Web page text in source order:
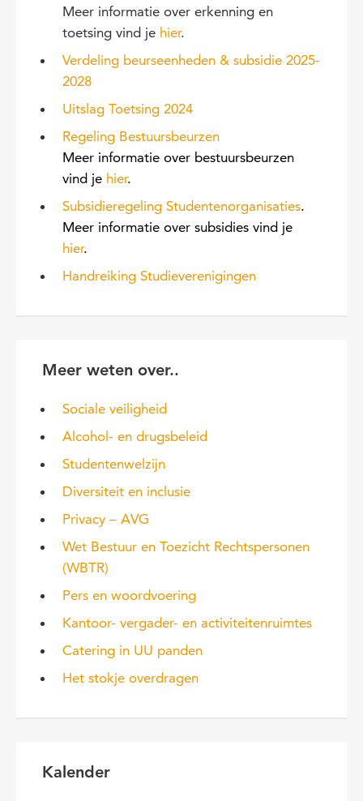
Meer informatie over erkenning en
toetsing vind je hier.
Verdeling beurseenheden & subsidie 2025-
2028
Uitslag Toetsing 2024
Regeling Bestuursbeurzen
Meer informatie over bestuursbeurzen
vind je hier.
Subsidieregeling Studentenorganisaties.
Meer informatie over subsidies vind je
hier.
Handreiking Studieverenigingen
Meer weten over..
Sociale veiligheid
Alcohol- en drugsbeleid
Studentenwelzijn
Diversiteit en inclusie
Privacy – AVG
Wet Bestuur en Toezicht Rechtspersonen
(WBTR)
Pers en woordvoering
Kantoor- vergader- en activiteitenruimtes
Catering in UU panden
Het stokje overdragen
Kalender